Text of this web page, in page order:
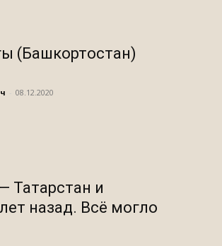
(Башкортостан)
08.12.2020
Татарстан и
назад. Всё могло